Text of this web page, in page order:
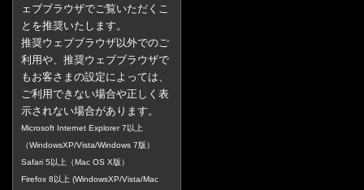
ェブブラウザでご覧いただくこ
とを推奨いたします。
推奨ウェブブラウザ以外でのご
利用や、推奨ウェブブラウザで
もお客さまの設定によっては、
ご利用できない場合や正しく表
示されない場合があります。
Microsoft Internet Explorer 7以上
（WindowsXP/Vista/Windows 7版）
Safari 5以上（Mac OS X版）
Firefox 8以上 (WindowsXP/Vista/Mac